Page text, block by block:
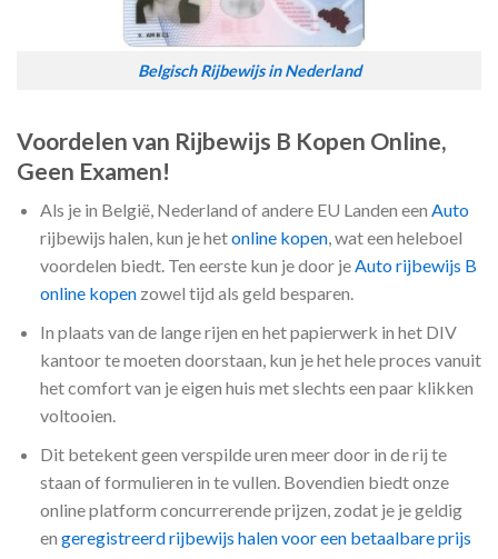
Belgisch Rijbewijs in Nederland
Voordelen van Rijbewijs B Kopen Online,
Geen Examen!
Als je in België, Nederland of andere EU Landen een Auto
rijbewijs halen, kun je hetonline kopen, wat een heleboel
voordelen biedt. Ten eerste kun je door jeAuto rijbewijs B
online kopenzowel tijd als geld besparen.
In plaats van de lange rijen en het papierwerk in het DIV
kantoor te moeten doorstaan, kun je het hele proces vanuit
het comfort van je eigen huis met slechts een paar klikken
voltooien.
Dit betekent geen verspilde uren meer door in de rij te
staan of formulieren in te vullen. Bovendien biedt onze
online platform concurrerende prijzen, zodat je je geldig
en geregistreerd rijbewijs halen voor een betaalbare prijs